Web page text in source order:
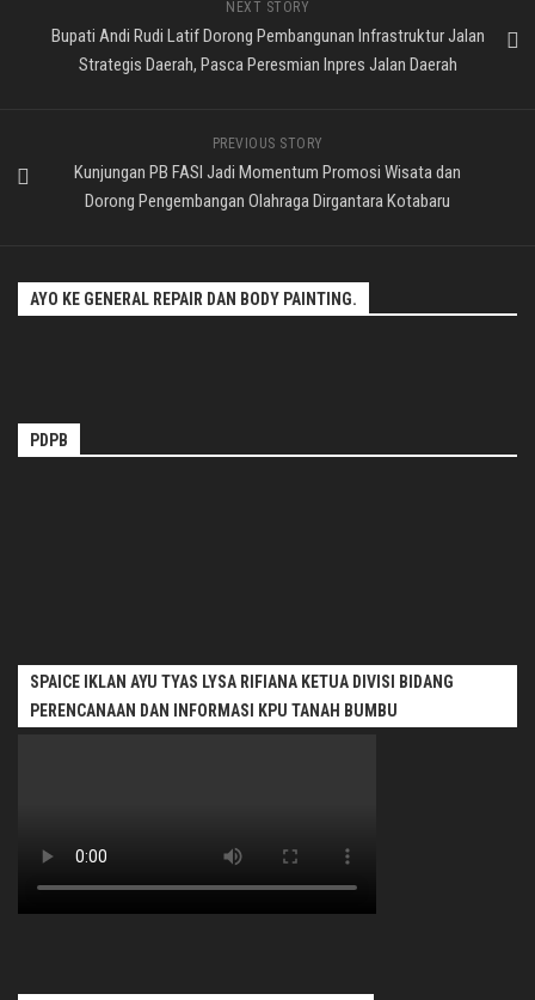
NEXT STORY
Bupati Andi Rudi Latif Dorong Pembangunan Infrastruktur Jalan
Strategis Daerah, Pasca Peresmian Inpres Jalan Daerah
PREVIOUS STORY
Kunjungan PB FASI Jadi Momentum Promosi Wisata dan
Dorong Pengembangan Olahraga Dirgantara Kotabaru
AYO KE GENERAL REPAIR DAN BODY PAINTING.
PDPB
SPAICE IKLAN AYU TYAS LYSA RIFIANA KETUA DIVISI BIDANG
PERENCANAAN DAN INFORMASI KPU TANAH BUMBU